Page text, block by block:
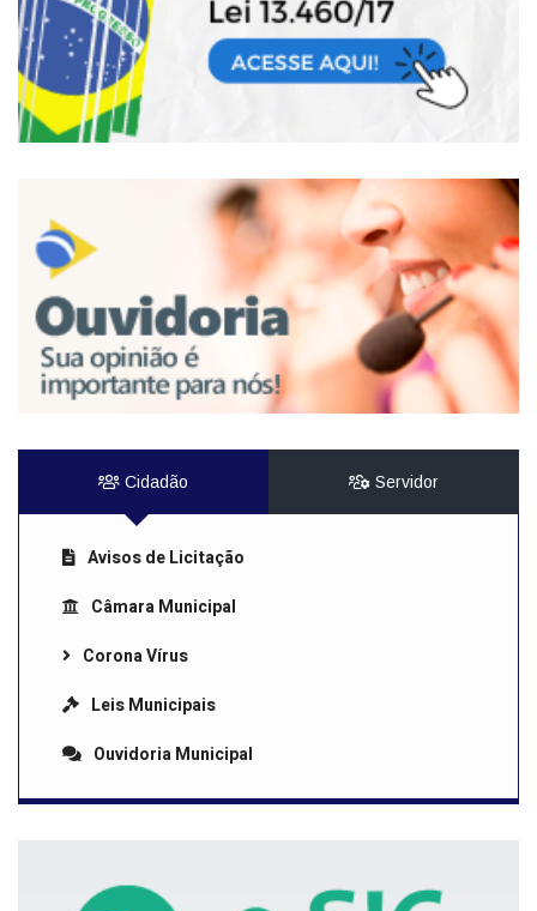
Cidadão Servidor
Avisos de Licitação
Câmara Municipal
Corona Vírus
Leis Municipais
Ouvidoria Municipal